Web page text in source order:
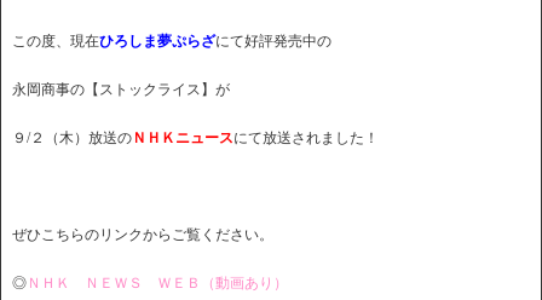
この度、現在ひろしま夢ぷらざにて好評発売中の
永岡商事の【ストックライス】が
９/２（木）放送の ＮＨＫニュースにて放送されました！
ぜひこちらのリンクからご覧ください。
◎ ＮＨＫ ＮＥＷＳ ＷＥＢ（動画あり）